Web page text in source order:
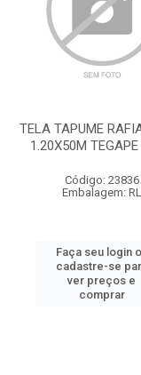
TELA TAPUME
1.20X50M
Código: 23836
Embalagem: RL
Faça seu login
cadastre-se
ver preços e
comprar